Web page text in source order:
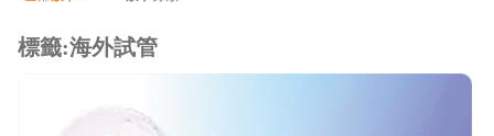
基因診斷 抗癌專區